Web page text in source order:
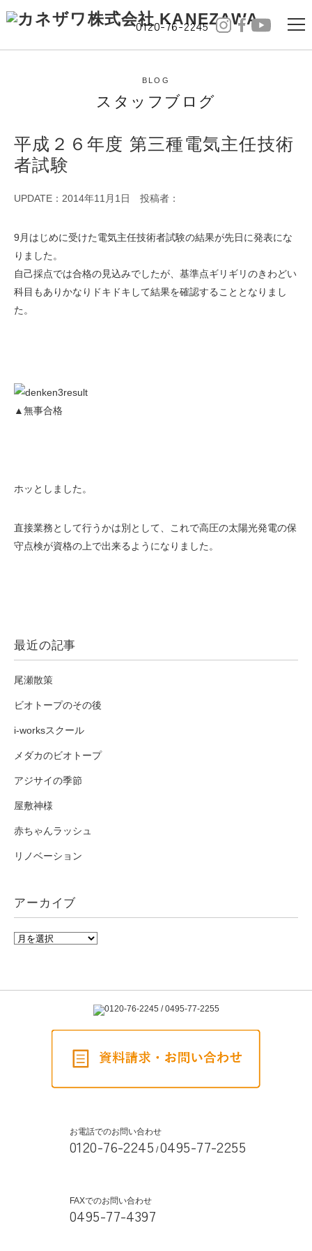
0120-76-2245
BLOG
スタッフブログ
平成２６年度 第三種電気主任技術
者試験
UPDATE：2014年11月1日 投稿者：
9月はじめに受けた電気主任技術者試験の結果が先日に発表にな
りました。
自己採点では合格の見込みでしたが、基準点ギリギリのきわどい
科目もありかなりドキドキして結果を確認することとなりまし
た。
▲無事合格
ホッとしました。
直接業務として行うかは別として、これで高圧の太陽光発電の保
守点検が資格の上で出来るようになりました。
最近の記事
尾瀬散策
ビオトープのその後
i-worksスクール
メダカのビオトープ
アジサイの季節
屋敷神様
赤ちゃんラッシュ
リノベーション
アーカイブ
お電話でのお問い合わせ
0120-76-2245 /0495-77-2255
FAXでのお問い合わせ
0495-77-4397